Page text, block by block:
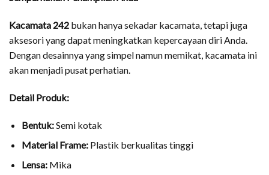
Kacamata 242 bukan hanya sekadar kacamata, tetapi juga
aksesori yang dapat meningkatkan kepercayaan diri Anda.
Dengan desainnya yang simpel namun memikat, kacamata ini
akan menjadi pusat perhatian.
Detail Produk:
Bentuk:Semi kotak
Material Frame:Plastik berkualitas tinggi
Lensa:Mika